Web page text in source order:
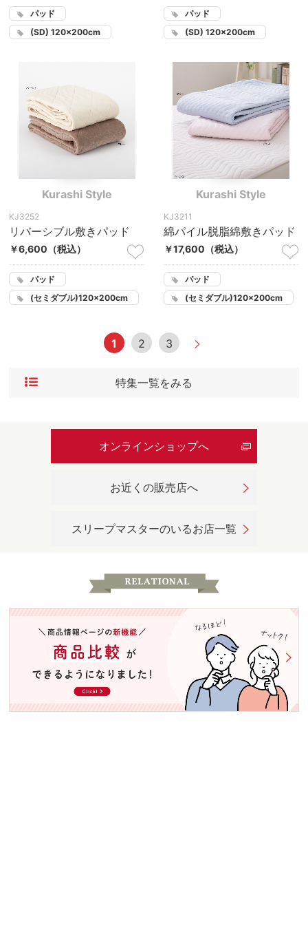
パッド
(SD) 120×200cm
パッド
(SD) 120×200cm
Kurashi Style
KJ3252
リバーシブル敷きパッド
￥6,600 （税込）
パッド
(セミダブル)120×200cm
Kurashi Style
KJ3211
綿パイル脱脂綿敷きパッド
￥17,600 （税込）
パッド
(セミダブル)120×200cm
1 2 3
特集一覧をみる
オンラインショップへ
お近くの販売店へ
スリープマスターのいるお店一覧